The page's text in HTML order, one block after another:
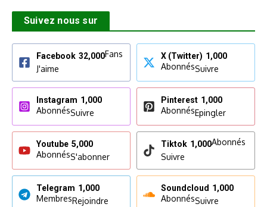
Suivez nous sur
Facebook 32,000Fans
J'aime
X (Twitter) 1,000
AbonnésSuivre
Instagram 1,000
AbonnésSuivre
Pinterest 1,000
AbonnésEpingler
Youtube 5,000
AbonnésS'abonner
Tiktok 1,000Abonnés
Suivre
Telegram 1,000
MembresRejoindre
Soundcloud 1,000
AbonnésSuivre